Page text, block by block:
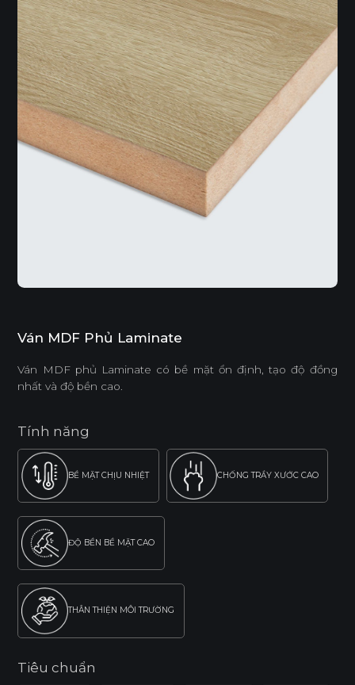
Ván MDF Phủ Laminate
Ván MDF phủ Laminate có bề mặt ổn định, tạo độ đồng
nhất và độ bền cao.
Tính năng
BỀ MẶT CHỊU NHIỆT CHỐNG TRẦY XƯỚC CAO
ĐỘ BỀN BỀ MẶT CAO
THÂN THIỆN MÔI TRƯỜNG
Tiêu chuẩn